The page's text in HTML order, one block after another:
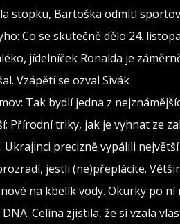
stopku, Bartoška odmítl
Co se skutečně dělo 24.
jídelníček Ronalda je
Vzápětí se ozval Sivák
Tak bydlí jedna z
Přírodní triky, jak je vyhnat ze
precizně vypálili
jestli (ne)přeplácíte.
na kbelík vody. Okurky po
Celina zjistila, že si vzala